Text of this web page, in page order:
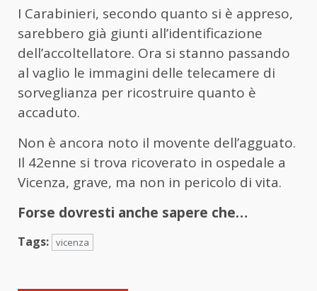
I Carabinieri, secondo quanto si è appreso,
sarebbero già giunti all’identificazione
dell’accoltellatore. Ora si stanno passando
al vaglio le immagini delle telecamere di
sorveglianza per ricostruire quanto è
accaduto.
Non è ancora noto il movente dell’agguato.
Il 42enne si trova ricoverato in ospedale a
Vicenza, grave, ma non in pericolo di vita.
Forse dovresti anche sapere che…
Tags: vicenza